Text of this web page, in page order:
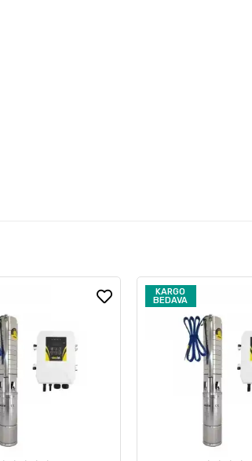
KARGO
BEDAVA